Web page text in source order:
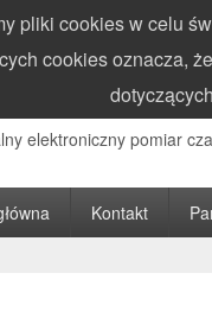
elektroniczny pomiar
Kontakt
pliki cookies w celu
cookies oznacza,